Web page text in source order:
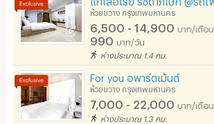
ห้วยขวาง กรุงเทพมหานคร
6,500 - 14,900 บาท/เดือน
990 บาท/วัน
ห่างประมาณ 1.4 กม.
For you อพาร์ตเม้นต์
ห้วยขวาง กรุงเทพมหานคร
7,000 - 22,000 บาท/เดือน
ห่างประมาณ 1.3 กม.